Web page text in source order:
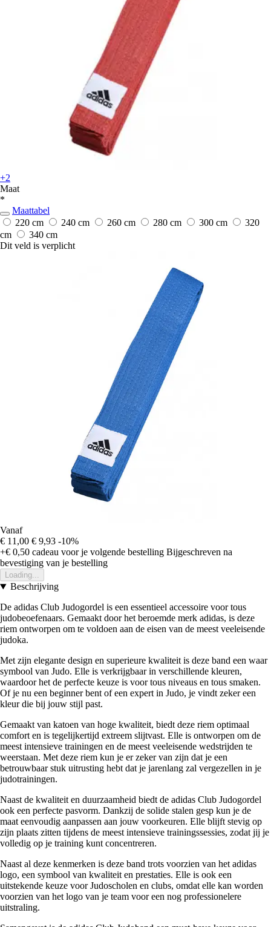
+2
Maat
*
Maattabel
220 cm
240 cm 260 cm 280 cm 300 cm
320
cm
340 cm
Dit veld is verplicht
Vanaf
€ 11,00 € 9,93 -10%
+€ 0,50 cadeau voor je volgende bestelling Bijgeschreven na
bevestiging van je bestelling
Loading...
Beschrijving
De adidas Club Judogordel is een essentieel accessoire voor tous
judobeoefenaars. Gemaakt door het beroemde merk adidas, is deze
riem ontworpen om te voldoen aan de eisen van de meest veeleisende
judoka.
Met zijn elegante design en superieure kwaliteit is deze band een waar
symbool van Judo. Elle is verkrijgbaar in verschillende kleuren,
waardoor het de perfecte keuze is voor tous niveaus en tous smaken.
Of je nu een beginner bent of een expert in Judo, je vindt zeker een
kleur die bij jouw stijl past.
Gemaakt van katoen van hoge kwaliteit, biedt deze riem optimaal
comfort en is tegelijkertijd extreem slijtvast. Elle is ontworpen om de
meest intensieve trainingen en de meest veeleisende wedstrijden te
weerstaan. Met deze riem kun je er zeker van zijn dat je een
betrouwbaar stuk uitrusting hebt dat je jarenlang zal vergezellen in je
judotrainingen.
Naast de kwaliteit en duurzaamheid biedt de adidas Club Judogordel
ook een perfecte pasvorm. Dankzij de solide stalen gesp kun je de
maat eenvoudig aanpassen aan jouw voorkeuren. Elle blijft stevig op
zijn plaats zitten tijdens de meest intensieve trainingssessies, zodat jij je
volledig op je training kunt concentreren.
Naast al deze kenmerken is deze band trots voorzien van het adidas
logo, een symbool van kwaliteit en prestaties. Elle is ook een
uitstekende keuze voor Judoscholen en clubs, omdat elle kan worden
voorzien van het logo van je team voor een nog professionelere
uitstraling.